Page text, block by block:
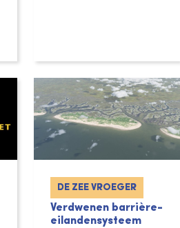
DE ZEE VROEGER
Verdwenen barrière-
eilandensysteem